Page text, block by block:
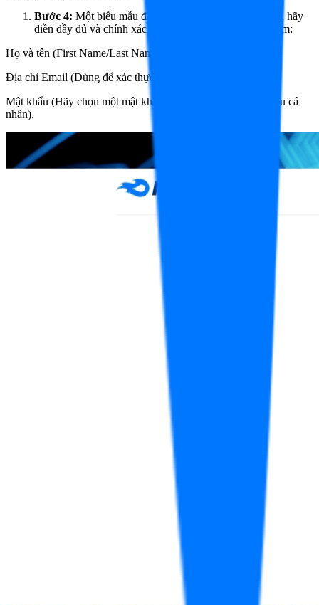
Bước 4: Một biểu mẫu đăng ký sẽ hiện ra. Tại đây, bạn hãy
điền đầy đủ và chính xác các thông tin cần thiết bao gồm:
Họ và tên (First Name/Last Name).
Địa chỉ Email (Dùng để xác thực và nhận thông báo).
Mật khẩu (Hãy chọn một mật khẩu đủ mạnh để bảo vệ dữ liệu cá
nhân).